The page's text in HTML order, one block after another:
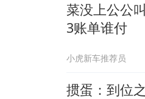
菜没上公公
3账单谁付
小虎新车推荐员
掼蛋：到位